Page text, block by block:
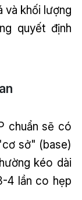
và khối lượng
quyết định
chuẩn sẽ có
sở" (base)
kéo dài
4 lần co hẹp